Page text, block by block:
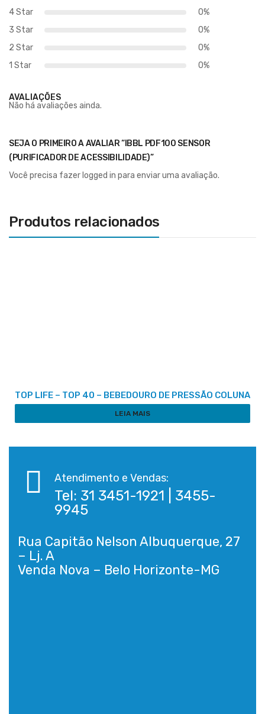
4 Star
0%
3 Star
0%
2 Star
0%
1 Star
0%
AVALIAÇÕES
Não há avaliações ainda.
SEJA O PRIMEIRO A AVALIAR “IBBL PDF100 SENSOR
(PURIFICADOR DE ACESSIBILIDADE)”
Você precisa fazer logged in para enviar uma avaliação.
Produtos relacionados
TOP LIFE – TOP 40 – BEBEDOURO DE PRESSÃO COLUNA
LEIA MAIS
Atendimento e Vendas:
Tel: 31 3451-1921 | 3455-
9945
Rua Capitão Nelson Albuquerque, 27
– Lj. A